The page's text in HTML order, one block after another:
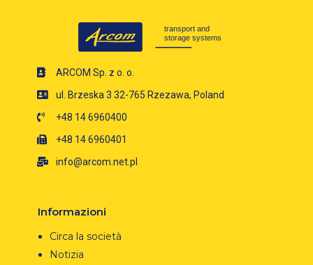
ARCOM Sp. z o. o.
ul. Brzeska 3 32-765 Rzezawa, Poland
+48 14 6960400
+48 14 6960401
info@arcom.net.pl
Informazioni
Circa la società
Notizia